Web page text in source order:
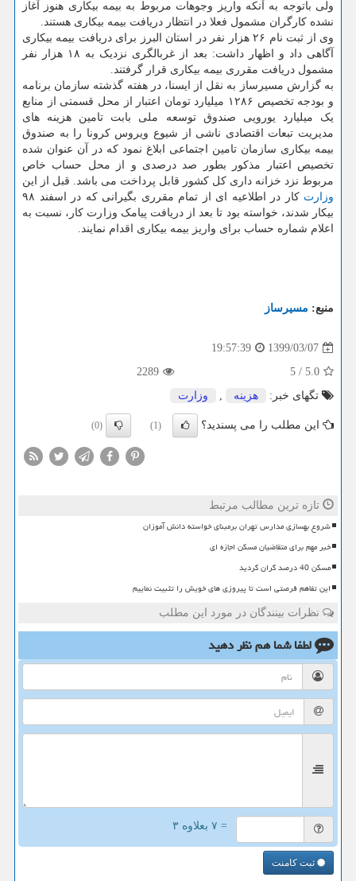
ولی باتوجه به آنکه واریز وجوهات مربوط به بیمه بیکاری هنوز آغاز
نشده کارگران مشمول فعلا در انتظار دریافت بیمه بیکاری هستند.
وی از ثبت نام ۲۶ هزار نفر در استان البرز برای دریافت بیمه بیکاری
آگاهی داد و اظهار داشت: بعد از غربالگری نزدیک به ۱۸ هزار نفر
مشمول دریافت مقرری بیمه بیکاری قرار گرفتند.
به گزارش مسیرساز به نقل از ایسنا، در هفته گذشته سازمان برنامه
و بودجه تخصیص ۱۲۸۶ میلیارد تومان اعتبار از محل قسمتی از منابع
یک میلیارد یورویی صندوق توسعه ملی بابت تامین هزینه های
مدیریت تبعات اقتصادی ناشی از شیوع ویروس کرونا را به صندوق
بیمه بیکاری سازمان تامین اجتماعی ابلاغ نمود که در آن عنوان شده
تخصیص اعتبار مذکور بطور صد درصدی و از محل حساب خاص
مربوط نزد خزانه داری کل کشور قابل پرداخت می باشد. قبل از این
وزارت
کار در اطلاعیه ای از تمام مقرری بگیرانی که در اسفند ۹۸
بیکار شدند، خواسته بود تا بعد از دریافت پیامک وزارت کار، نسبت به
اعلام شماره حساب برای واریز بیمه بیکاری اقدام نمایند.
منبع: مسیرساز
1399/03/07
19:57:39
5.0
/
5
2289
تگهای خبر:
هزینه , وزارت
این مطلب را می پسندید؟ (1)
(0)
تازه ترین مطالب مرتبط
شروع بهسازی مدارس تهران برمبنای خواسته دانش آموزان
خبر مهم برای متقاضیان مسکن اجازه ای
مسکن 40 درصد گران گردید
این تفاهم فرصتی است تا پیروزی های خویش را تثبیت نماییم
نظرات بینندگان در مورد این مطلب
لطفا شما همنظر دهید
= ۷ بعلاوه ۳
ثبت کامنت